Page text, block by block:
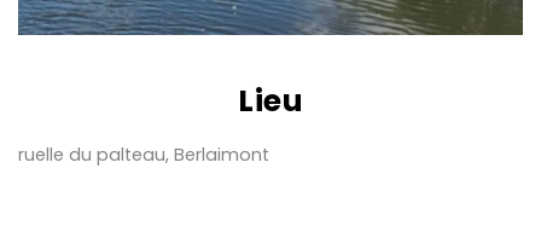
Lieu
ruelle du palteau, Berlaimont